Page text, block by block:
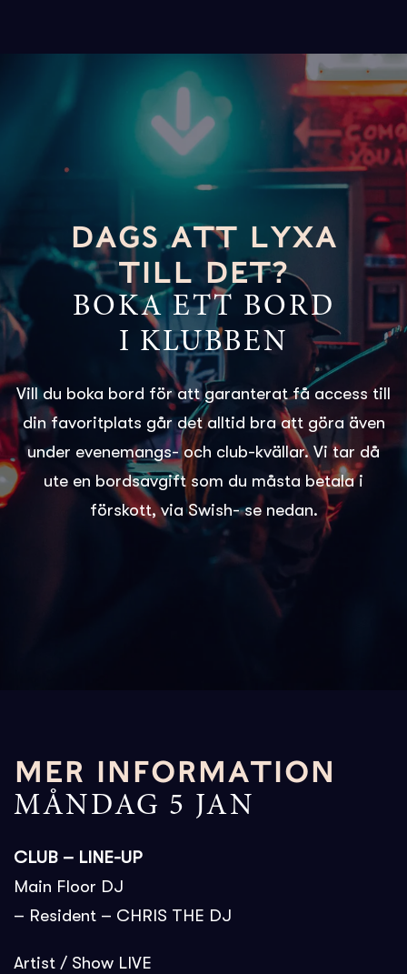
DAGS ATT LYXA
TILL DET?
BOKA ETT BORD
I KLUBBEN
Vill du boka bord för att garanterat få access till
din favoritplats går det alltid bra att göra även
under evenemangs- och club-kvällar. Vi tar då
ute en bordsavgift som du måsta betala i
förskott, via Swish- se nedan.
MER INFORMATION
MÅNDAG 5 JAN
CLUB – LINE-UP
Main Floor DJ
– Resident – CHRIS THE DJ
Artist / Show LIVE